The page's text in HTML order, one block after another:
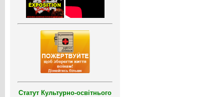
Статут Культурно-освітнього